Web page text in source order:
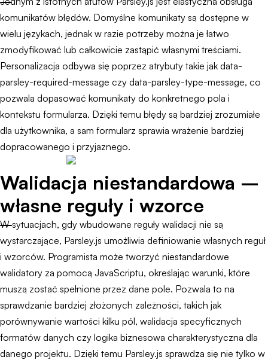
komunikatów błędów. Domyślne komunikaty są dostępne w
wielu językach, jednak w razie potrzeby można je łatwo
zmodyfikować lub całkowicie zastąpić własnymi treściami.
Personalizacja odbywa się poprzez atrybuty takie jak data-
parsley-required-message czy data-parsley-type-message, co
pozwala dopasować komunikaty do konkretnego pola i
kontekstu formularza. Dzięki temu błędy są bardziej zrozumiałe
dla użytkownika, a sam formularz sprawia wrażenie bardziej
dopracowanego i przyjaznego.
Walidacja niestandardowa –
własne reguły i wzorce
W sytuacjach, gdy wbudowane reguły walidacji nie są
wystarczające, Parsley.js umożliwia definiowanie własnych reguł
i wzorców. Programista może tworzyć niestandardowe
walidatory za pomocą JavaScriptu, określając warunki, które
muszą zostać spełnione przez dane pole. Pozwala to na
sprawdzanie bardziej złożonych zależności, takich jak
porównywanie wartości kilku pól, walidacja specyficznych
formatów danych czy logika biznesowa charakterystyczna dla
danego projektu. Dzięki temu Parsley.js sprawdza się nie tylko w